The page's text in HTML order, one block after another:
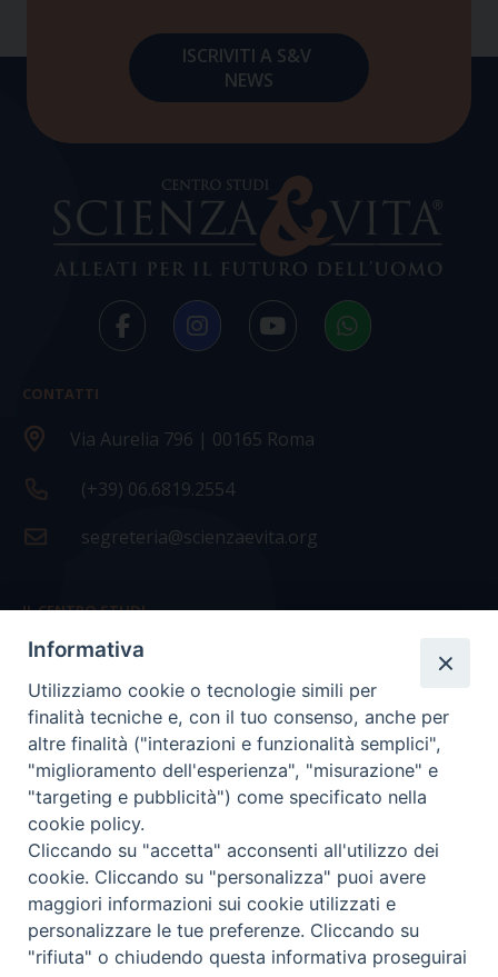
CONTATTI
Via Aurelia 796 | 00165 Roma
(+39) 06.6819.2554
segreteria@scienzaevita.org
IL CENTRO STUDI
La nostra storia
Statuto
Presidenza e ufficio presidenza
Consiglio scientifico
Coordinamento nazionale
COPYRIGHT Scienza & Vita - C.F96600690588- Tutti i
Informativa
Utilizziamo cookie o tecnologie simili per
finalità tecniche e, con il tuo consenso, anche per
altre finalità ("interazioni e funzionalità semplici",
"miglioramento dell'esperienza", "misurazione" e
"targeting e pubblicità") come specificato nella
cookie policy.
Cliccando su "accetta" acconsenti all'utilizzo dei
cookie. Cliccando su "personalizza" puoi avere
maggiori informazioni sui cookie utilizzati e
personalizzare le tue preferenze. Cliccando su
"rifiuta" o chiudendo questa informativa proseguirai